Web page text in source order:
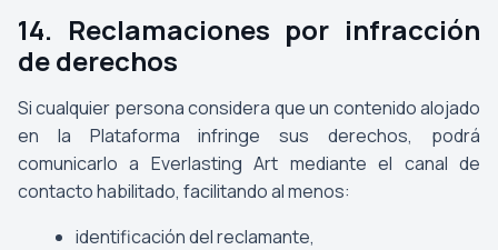
14. Reclamaciones por infracción
de derechos
Si cualquier persona considera que un contenido alojado
en la Plataforma infringe sus derechos, podrá
comunicarlo a Everlasting Art mediante el canal de
contacto habilitado, facilitando al menos:
identificación del reclamante,